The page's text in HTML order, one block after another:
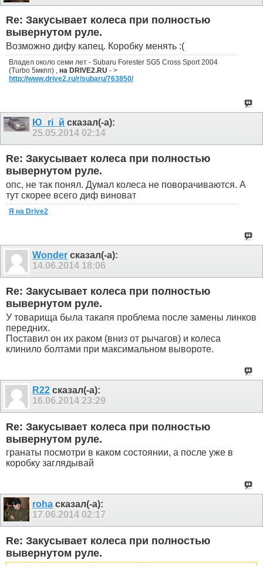
Re: Закусывает колеса при полностью
вывернутом руле.
Возможно дифу капец. Коробку менять :(
Владел около семи лет - Subaru Forester SG5 Cross Sport 2004
(Turbo 5мкпп) , на DRIVE2.RU - >
http://www.drive2.ru/r/subaru/763850/
Ю_ri_й сказал(-а):
25.05.2014 02:14
Re: Закусывает колеса при полностью
вывернутом руле.
опс, не так понял. Думал колеса не поворачиваются. А
тут скорее всего диф виноват
Я на Drive2
Wonder сказал(-а):
14.06.2014 18:06
Re: Закусывает колеса при полностью
вывернутом руле.
У товарища была такапя проблема после замены линков
передних.
Поставил он их раком (вниз от рычагов) и колеса
клинило болтами при максимальном вывороте.
R22 сказал(-а):
16.06.2014 23:29
Re: Закусывает колеса при полностью
вывернутом руле.
гранаты посмотри в каком состоянии, а после уже в
коробку заглядывай
roha сказал(-а):
17.06.2014 02:17
Re: Закусывает колеса при полностью
вывернутом руле.